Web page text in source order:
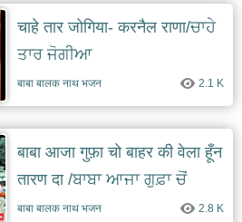
चाहे तार जोगिया- करनैल राणा/ਚਾਹੇ
ਤਾਰ ਜੋਗੀਆ
बाबा बालक नाथ भजन 2.1 K
बाबा आजा गुफ़ा चो बाहर की वेला हूँन
तारण दा /ਬਾਬਾ ਆਜਾ ਗੁਫ਼ਾ ਚੋਂ
ਬਾਹਰ
बाबा बालक नाथ भजन 2.8 K